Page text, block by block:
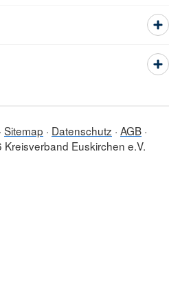
Sitemap Datenschutz AGB
Euskirchen e.V.